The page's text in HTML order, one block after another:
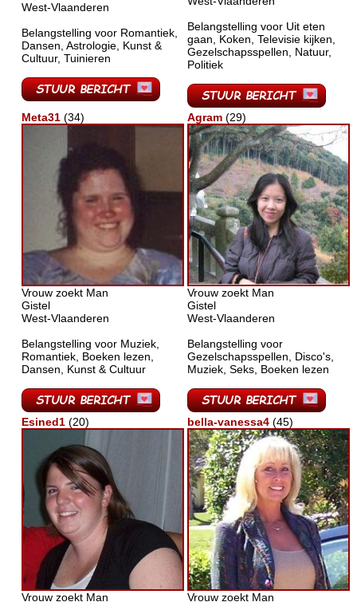
West-Vlaanderen
Belangstelling voor Romantiek,
Dansen, Astrologie, Kunst &
Cultuur, Tuinieren
Belangstelling voor Uit eten
gaan, Koken, Televisie kijken,
Gezelschapsspellen, Natuur,
Politiek
Meta31 (34)
Vrouw zoekt Man
Gistel
West-Vlaanderen
Belangstelling voor Muziek,
Romantiek, Boeken lezen,
Dansen, Kunst & Cultuur
Agram (29)
Vrouw zoekt Man
Gistel
West-Vlaanderen
Belangstelling voor
Gezelschapsspellen, Disco's,
Muziek, Seks, Boeken lezen
Esined1 (20)
Vrouw zoekt Man
bella-vanessa4 (45)
Vrouw zoekt Man